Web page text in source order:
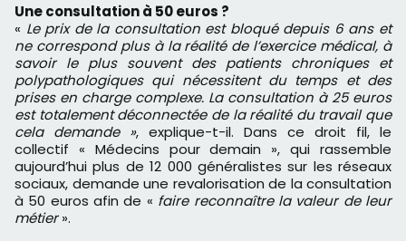
Une consultation à 50 euros ?
« Le prix de la consultation est bloqué depuis 6 ans et
ne correspond plus à la réalité de l’exercice médical, à
savoir le plus souvent des patients chroniques et
polypathologiques qui nécessitent du temps et des
prises en charge complexe. La consultation à 25 euros
est totalement déconnectée de la réalité du travail que
cela demande », explique-t-il. Dans ce droit fil, le
collectif « Médecins pour demain », qui rassemble
aujourd’hui plus de 12 000 généralistes sur les réseaux
sociaux, demande une revalorisation de la consultation
à 50 euros afin de « faire reconnaître la valeur de leur
métier».